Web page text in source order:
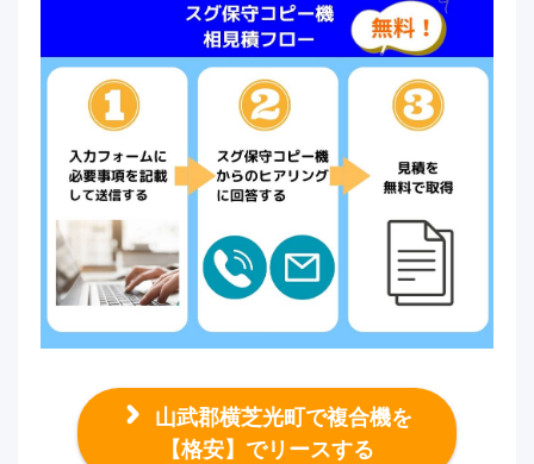
山武郡横芝光町で複合機を
【格安】でリースする